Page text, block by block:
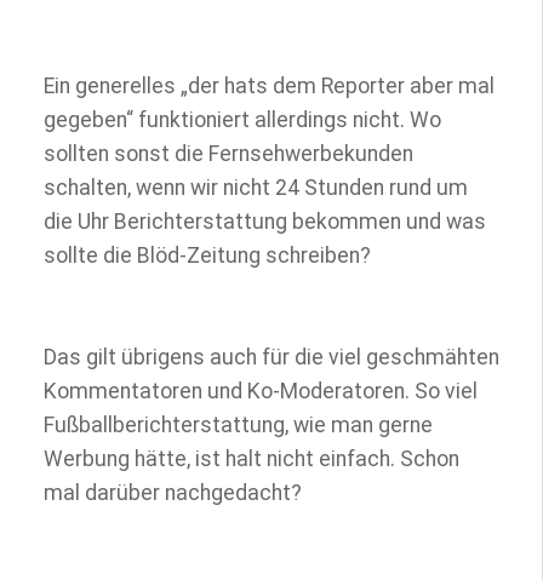
Ein generelles „der hats dem Reporter aber mal
gegeben“ funktioniert allerdings nicht. Wo
sollten sonst die Fernsehwerbekunden
schalten, wenn wir nicht 24 Stunden rund um
die Uhr Berichterstattung bekommen und was
sollte die Blöd-Zeitung schreiben?
Das gilt übrigens auch für die viel geschmähten
Kommentatoren und Ko-Moderatoren. So viel
Fußballberichterstattung, wie man gerne
Werbung hätte, ist halt nicht einfach. Schon
mal darüber nachgedacht?